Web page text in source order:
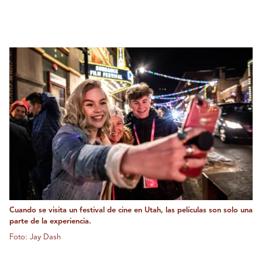
Cuando se visita un festival de cine en Utah, las películas son solo una
parte de la experiencia.
Foto: Jay Dash